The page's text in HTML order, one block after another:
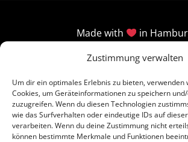
Zustimmung verwalten
Um dir ein optimales Erlebnis zu bieten, verwenden
Cookies, um Geräteinformationen zu speichern
zuzugreifen. Wenn du diesen Technologien
wie das Surfverhalten oder eindeutige IDs auf
verarbeiten. Wenn du deine Zustimmung nicht
können bestimmte Merkmale und Funktionen
Made with in